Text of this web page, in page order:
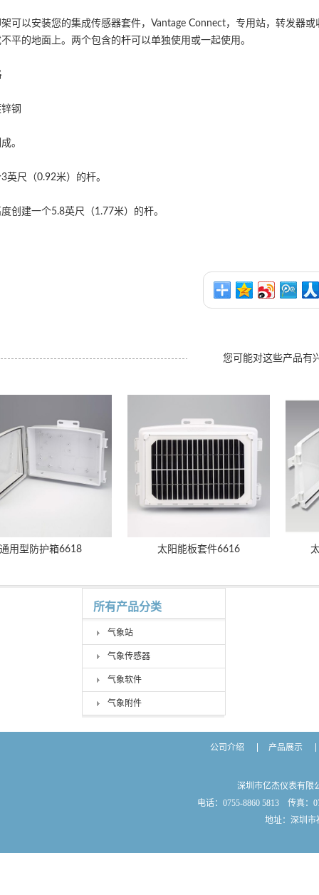
可以安装您的集成传感器套件，Vantage Connect，专用站，转发器
平的地面上。两个包含的杆可以单独使用或一起使用。
钢
。
英尺（0.92米）的杆。
创建一个5.8英尺（1.77米）的杆。
您可能对这些产品有
通用型防护箱6618 太阳能板套件6616
所有产品分类
气象站
气象传感器
气象软件
气象附件
公司介绍 产品展示
深圳市亿杰仪表有
电话：0755-8860 5813 传真：
地址：深圳市